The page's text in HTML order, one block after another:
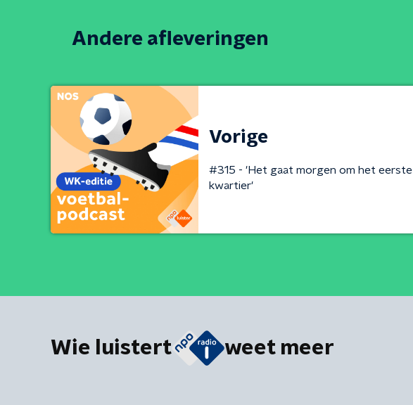
Andere afleveringen
Vorige
#315 - 'Het gaat morgen om het eerste
kwartier'
Wie luistert weet meer